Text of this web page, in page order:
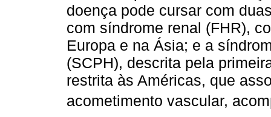
doença pode cursar com
com síndrome renal (FHR),
Europa e na Ásia; e a
(SCPH), descrita pela
restrita às Américas, que
acometimento vascular,